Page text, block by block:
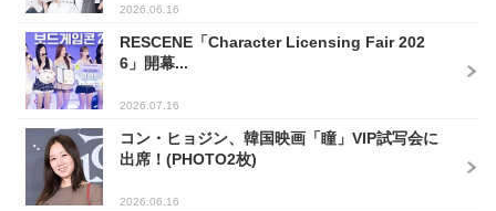
2026.06.16
RESCENE「Character Licensing Fair 202
6」開幕...
2026.07.16
コン・ヒョジン、韓国映画「瞳」VIP試写会に
出席！(PHOTO2枚)
2026.06.16